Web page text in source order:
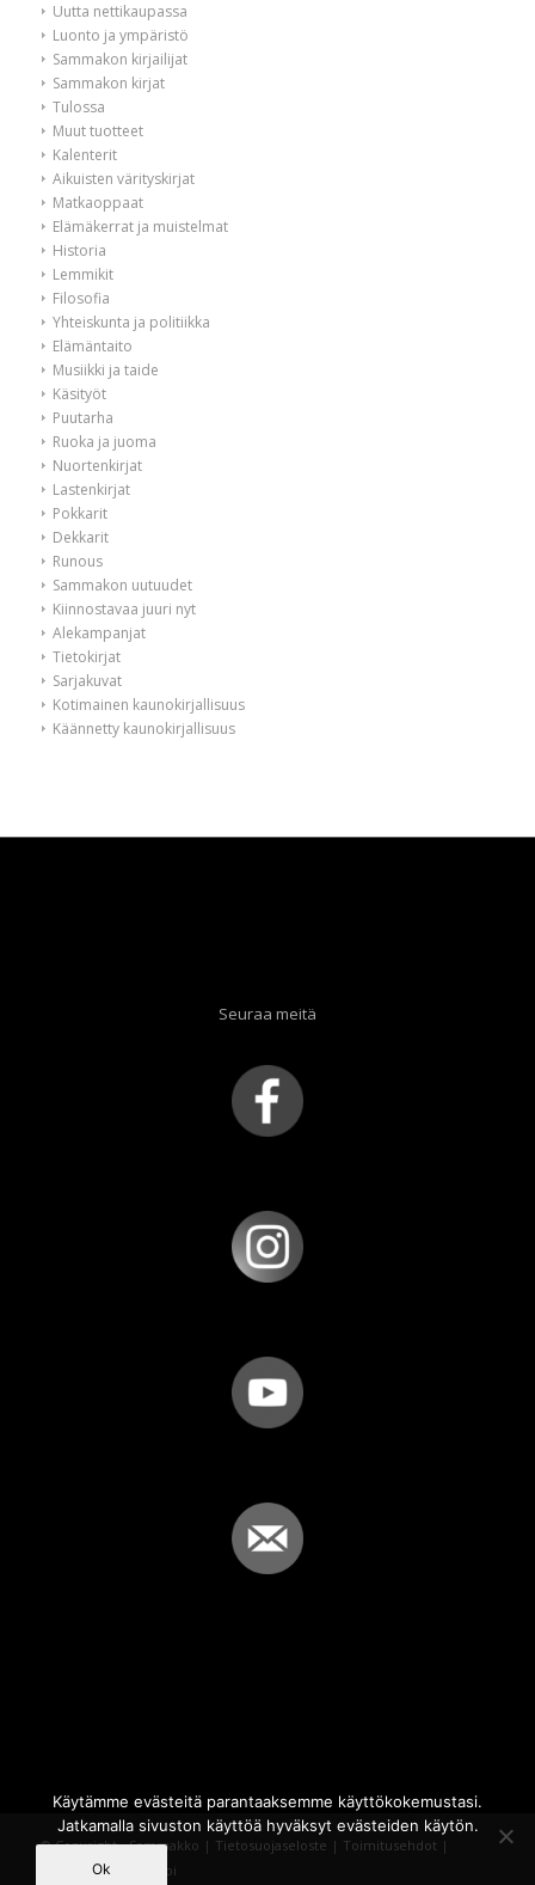
Uutta nettikaupassa
Luonto ja ympäristö
Sammakon kirjailijat
Sammakon kirjat
Tulossa
Muut tuotteet
Kalenterit
Aikuisten värityskirjat
Matkaoppaat
Elämäkerrat ja muistelmat
Historia
Lemmikit
Filosofia
Yhteiskunta ja politiikka
Elämäntaito
Musiikki ja taide
Käsityöt
Puutarha
Ruoka ja juoma
Nuortenkirjat
Lastenkirjat
Pokkarit
Dekkarit
Runous
Sammakon uutuudet
Kiinnostavaa juuri nyt
Alekampanjat
Tietokirjat
Sarjakuvat
Kotimainen kaunokirjallisuus
Käännetty kaunokirjallisuus
Seuraa meitä
© Copyright - Sammakko | Tietosuojaseloste | Toimitusehdot |
Powered by
iQWebbi
Käytämme evästeitä parantaaksemme käyttökokemustasi.
Jatkamalla sivuston käyttöä hyväksyt evästeiden käytön.
Ok